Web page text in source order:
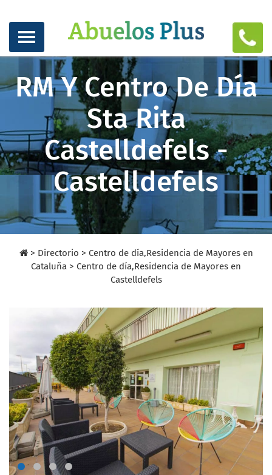
RM Y Centro De Día
Sta Rita
Castelldefels -
Castelldefels
> Directorio > Centro de día,Residencia de Mayores en
Cataluña > Centro de día,Residencia de Mayores en
Castelldefels